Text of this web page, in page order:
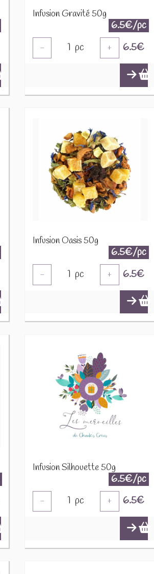
Infusion Gravité 50g
6.5€/pc
- 1 pc + 6.5€
Infusion Oasis 50g
6.5€/pc
- 1 pc + 6.5€
Infusion Silhouette 50g
6.5€/pc
- 1 pc + 6.5€